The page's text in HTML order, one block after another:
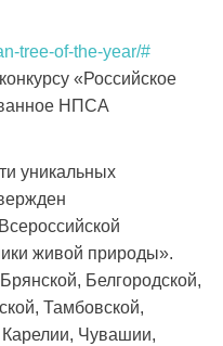
tree-of-the-year/#
«Российское
НПСА
уникальных
живой природы».
Белгородской,
Тамбовской,
Карелии, Чувашии,